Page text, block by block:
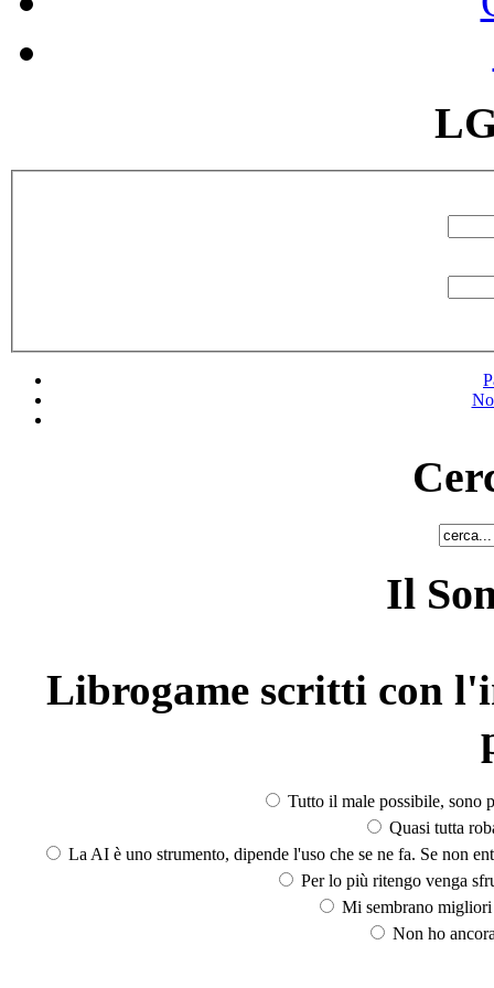
Il
Librogame scritti con
Tutto il male possibile, sono
Quasi tutta
La AI è uno strumento, dipende l'uso che se ne fa. Se non
Per lo più ritengo venga
Mi sembrano
Non ho